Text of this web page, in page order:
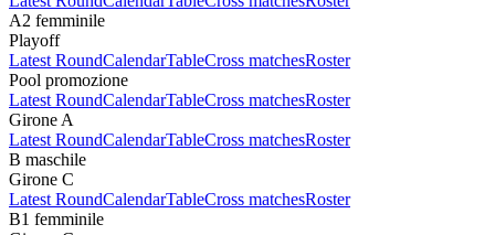
A2 femminile
Playoff
Latest RoundCalendarTableCross matchesRoster
Pool promozione
Latest RoundCalendarTableCross matchesRoster
Girone A
Latest RoundCalendarTableCross matchesRoster
B maschile
Girone C
Latest RoundCalendarTableCross matchesRoster
B1 femminile